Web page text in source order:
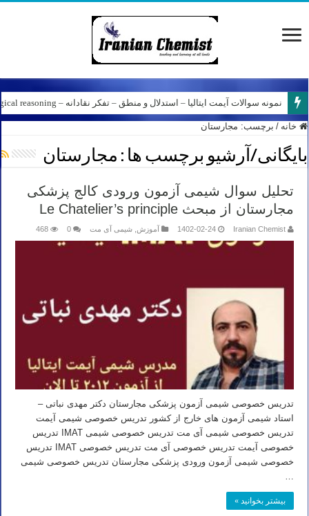
نمونه سوالات آیمت ایتالیا – استدلال و منطق – تفکر نقادانه – Logical reasoning – پارت ۷
خانه / برچسب: مجارستان
بایگانی/آرشیو برچسب ها : مجارستان
تحلیل سوال شیمی آزمون ورودی کالج پزشکی
مجارستان از مبحث Le Chatelier’s principle
Iranian Chemist
1402-02-24 آموزش شیمی آی مت 0
468
تدریس خصوصی شیمی آزمون پزشکی مجارستان دکتر مهدی نباتی –
استاد شیمی آزمون های خارج از کشور تدریس خصوصی شیمی آیمت
تدریس خصوصی شیمی آی مت تدریس خصوصی شیمی IMAT تدریس
خصوصی آیمت تدریس خصوصی آی مت تدریس خصوصی IMAT تدریس
خصوصی شیمی آزمون ورودی پزشکی مجارستان تدریس خصوصی شیمی
بیشتر بخوانید »